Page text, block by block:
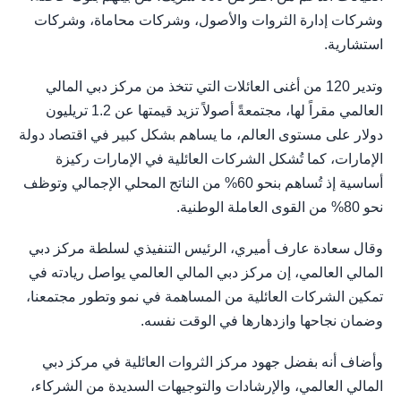
وشركات إدارة الثروات والأصول، وشركات محاماة، وشركات
استشارية.
وتدير 120 من أغنى العائلات التي تتخذ من مركز دبي المالي
العالمي مقراً لها، مجتمعةً أصولاً تزيد قيمتها عن 1.2 تريليون
دولار على مستوى العالم، ما يساهم بشكل كبير في اقتصاد دولة
الإمارات، كما تُشكل الشركات العائلية في الإمارات ركيزة
أساسية إذ تُساهم بنحو 60% من الناتج المحلي الإجمالي وتوظف
نحو 80% من القوى العاملة الوطنية.
وقال سعادة عارف أميري، الرئيس التنفيذي لسلطة مركز دبي
المالي العالمي، إن مركز دبي المالي العالمي يواصل ريادته في
تمكين الشركات العائلية من المساهمة في نمو وتطور مجتمعنا،
وضمان نجاحها وازدهارها في الوقت نفسه.
وأضاف أنه بفضل جهود مركز الثروات العائلية في مركز دبي
المالي العالمي، والإرشادات والتوجيهات السديدة من الشركاء،